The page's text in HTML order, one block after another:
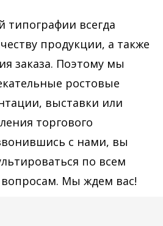
типографии всегда
продукции, а также
заказа. Поэтому мы
ростовые
выставки или
торгового
с нами, вы
по всем
Мы ждем вас!